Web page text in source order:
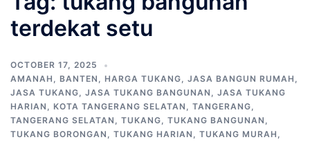
terdekat setu
OCTOBER 17, 2025
AMANAH , BANTEN , HARGA TUKANG, JASA BANGUN RUMAH ,
JASA TUKANG, JASA TUKANG BANGUNAN , JASA TUKANG
HARIAN , KOTA TANGERANG SELATAN , TANGERANG,
TANGERANG SELATAN , TUKANG, TUKANG BANGUNAN ,
TUKANG BORONGAN , TUKANG HARIAN , TUKANG MURAH ,